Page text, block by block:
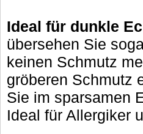
Ideal für dunkle
übersehen Sie
keinen Schmutz
gröberen Schmutz
Sie im sparsamen
Ideal für Allergiker